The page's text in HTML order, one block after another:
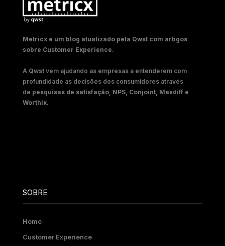
Metricx é um blog atualizado pela Qwst com artigos
sobre Customer Experience.
A Qwst vem ajudando as empresas a entenderem com
profundidade as decisões dos consumidores através
de pesquisas de satisfação, NPS, Conjoint, Maxdiff e
Worthix.
SOBRE
Home
Customer Experience